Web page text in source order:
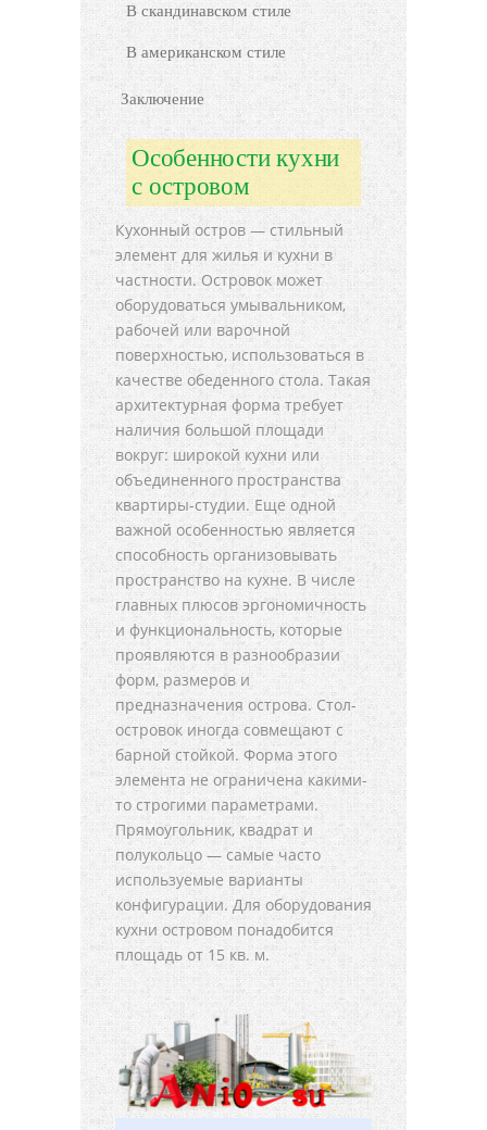
В скандинавском стиле
В американском стиле
Заключение
Особенности кухни
с островом
Кухонный остров — стильный
элемент для жилья и кухни в
частности. Островок может
оборудоваться умывальником,
рабочей или варочной
поверхностью, использоваться в
качестве обеденного стола. Такая
архитектурная форма требует
наличия большой площади
вокруг: широкой кухни или
объединенного пространства
квартиры-студии. Еще одной
важной особенностью является
способность организовывать
пространство на кухне. В числе
главных плюсов эргономичность
и функциональность, которые
проявляются в разнообразии
форм, размеров и
предназначения острова. Стол-
островок иногда совмещают с
барной стойкой. Форма этого
элемента не ограничена какими-
то строгими параметрами.
Прямоугольник, квадрат и
полукольцо — самые часто
используемые варианты
конфигурации. Для оборудования
кухни островом понадобится
площадь от 15 кв. м.